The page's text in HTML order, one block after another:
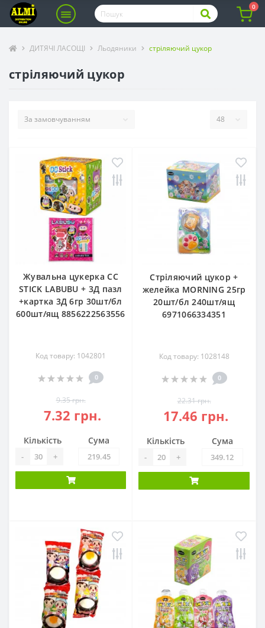
0
ДИТЯЧІ ЛАСОЩІ Льодяники стріляючий цукор
стріляючий цукор
Жувальна цукерка CC
STICK LABUBU + 3Д пазл
+картка 3Д 6гр 30шт/бл
600шт/ящ 8856222563556
Код товару: 1042801
0
9.35 грн.
7.32 грн.
Кількість
- +
Сума
Стріляючий цукор +
желейка MORNING 25гр
20шт/бл 240шт/ящ
6971066334351
Код товару: 1028148
0
22.31 грн.
17.46 грн.
Кількість
- +
Сума